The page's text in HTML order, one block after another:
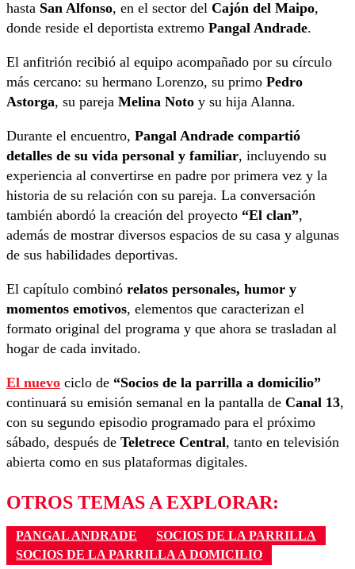
hasta San Alfonso, en el sector del Cajón del Maipo,
donde reside el deportista extremo Pangal Andrade.
El anfitrión recibió al equipo acompañado por su círculo
más cercano: su hermano Lorenzo, su primo Pedro
Astorga, su pareja Melina Noto y su hija Alanna.
Durante el encuentro, Pangal Andrade compartió
detalles de su vida personal y familiar, incluyendo su
experiencia al convertirse en padre por primera vez y la
historia de su relación con su pareja. La conversación
también abordó la creación del proyecto “El clan”,
además de mostrar diversos espacios de su casa y algunas
de sus habilidades deportivas.
El capítulo combinó relatos personales, humor y
momentos emotivos, elementos que caracterizan el
formato original del programa y que ahora se trasladan al
hogar de cada invitado.
El nuevo ciclo de “Socios de la parrilla a domicilio”
continuará su emisión semanal en la pantalla de Canal 13,
con su segundo episodio programado para el próximo
sábado, después de Teletrece Central, tanto en televisión
abierta como en sus plataformas digitales.
OTROS TEMAS A EXPLORAR:
PANGAL ANDRADE
SOCIOS DE LA PARRILLA
SOCIOS DE LA PARRILLA A DOMICILIO